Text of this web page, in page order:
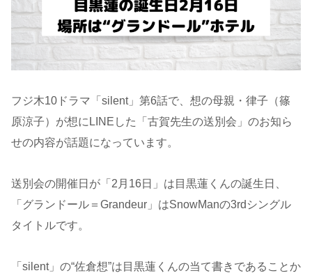
フジ木10ドラマ「silent」第6話で、想の母親・律子（篠
原涼子）が想にLINEした「古賀先生の送別会」のお知ら
せの内容が話題になっています。
送別会の開催日が「2月16日」は目黒蓮くんの誕生日、
「グランドール＝Grandeur」はSnowManの3rdシングル
タイトルです。
「silent」の“佐倉想”は目黒蓮くんの当て書きであることか